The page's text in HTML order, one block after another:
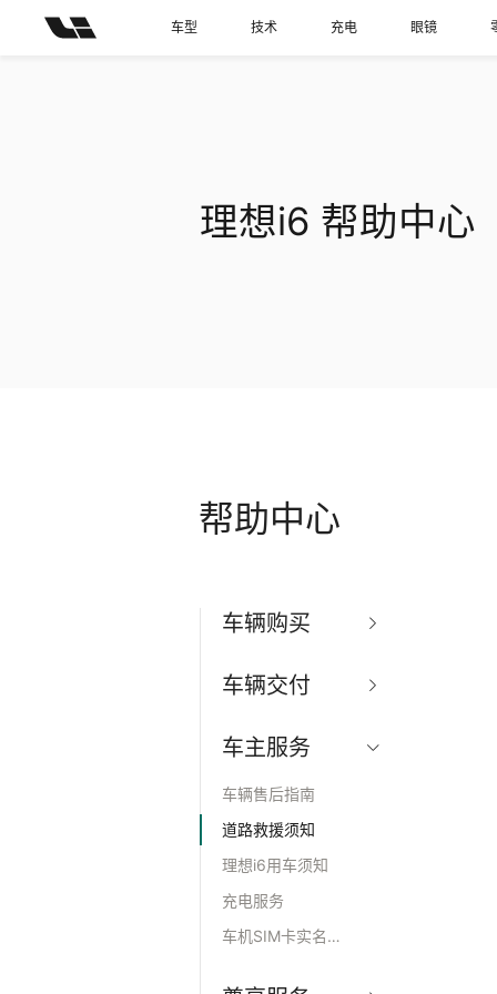
车型 技术 充电 眼镜
理想i6 帮助中心
帮助中心
车辆购买
牌照指标政策
置换服务
车辆交付
远程交付
车辆保险
家用充电桩
车主服务
车辆售后指南
道路救援须知
理想i6用车须知
充电服务
车机SIM卡实名制认证